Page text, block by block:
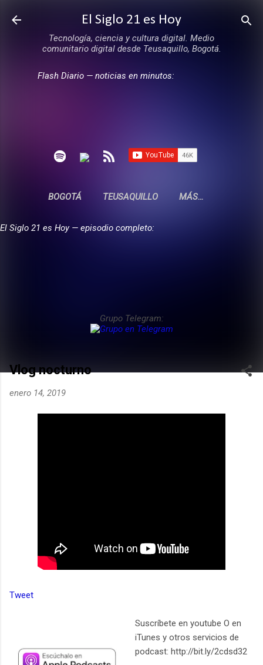
Ir al contenido principal
El Siglo 21 es Hoy
Tecnología, ciencia y cultura digital. Medio
comunitario digital desde Teusaquillo, Bogotá.
Flash Diario — noticias en minutos:
BOGOTÁ TEUSAQUILLO MÁS…
El Siglo 21 es Hoy — episodio completo:
Grupo Telegram:
Vlog nocturno
enero 14, 2019
Tweet
Suscríbete en youtube O en
iTunes y otros servicios de
podcast: http://bit.ly/2cdsd32